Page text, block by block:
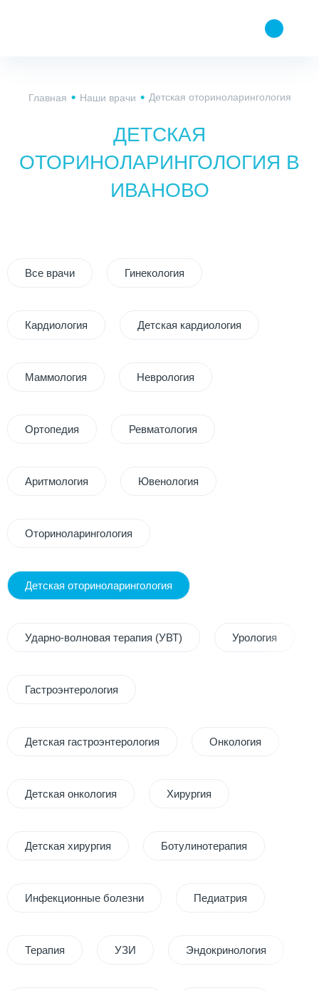
Главная Наши врачи Детская оториноларингология
ДЕТСКАЯ
ОТОРИНОЛАРИНГОЛОГИЯ В
ИВАНОВО
Все врачи Гинекология
Кардиология Детская кардиология
Маммология Неврология
Ортопедия Ревматология
Аритмология Ювенология
Оториноларингология
Детская оториноларингология
Ударно-волновая терапия (УВТ) Урология
Гастроэнтерология
Детская гастроэнтерология Онкология
Детская онкология Хирургия
Детская хирургия Ботулинотерапия
Инфекционные болезни Педиатрия
Терапия УЗИ Эндокринология